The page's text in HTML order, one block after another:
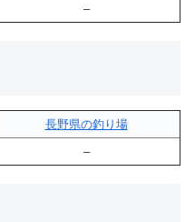
–
長野県の釣り場
–